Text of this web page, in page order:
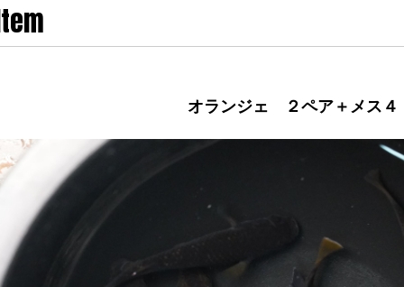
オランジェ ２ペア＋メス